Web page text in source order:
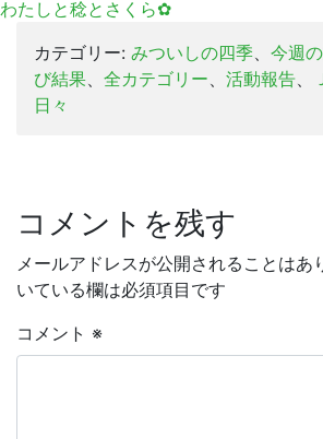
わたしと稔とさくら✿
カテゴリー: みついしの四季、 今週
び結果、 全カテゴリー、 活動報告、
日々
コメントを残す
メールアドレスが公開されることはあ
いている欄は必須項目です
コメント ※